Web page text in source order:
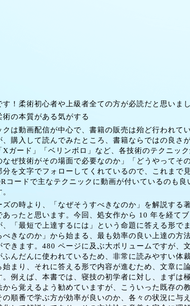
！柔術初心者や上級者全ての方が必読だと思いまし
の本質がある気がする
は動画配信が中心で、書籍の販売は殆ど行われて
購入して読んでみたところ、書籍ならではの良さ
Xガード」「ベリンボロ」など、各技術のテクニッ
ぜ技術がその場面で必要なのか」「どうやってそ
を文字でフォローしてくれているので、これまで
コードで主なテクニックに動画が付いているのも良
ズの時より、「なぜそうすべきなのか」を解説する
あったと思います。今回、処女作から 10 年を経て
「最短で上達するには」という命題に答える形で
べきなのか」から始まる、最も効率の良い上達の方
できます。480 ページに及ぶ大ボリュームですが、
ふんだんに使われているため、非常に読みやすい体
始まり、それに答える形で内容が進むため、文章に
例えば、本書では、寝技の初学者に対し、まずは
から覚えるよう勧めていますが、こういった既存の
順番で学ぶ方が効率が良いのか、各々の状況に与